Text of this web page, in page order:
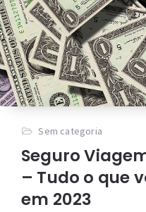
Sem categoria
Seguro
– Tudo o que
em 2023